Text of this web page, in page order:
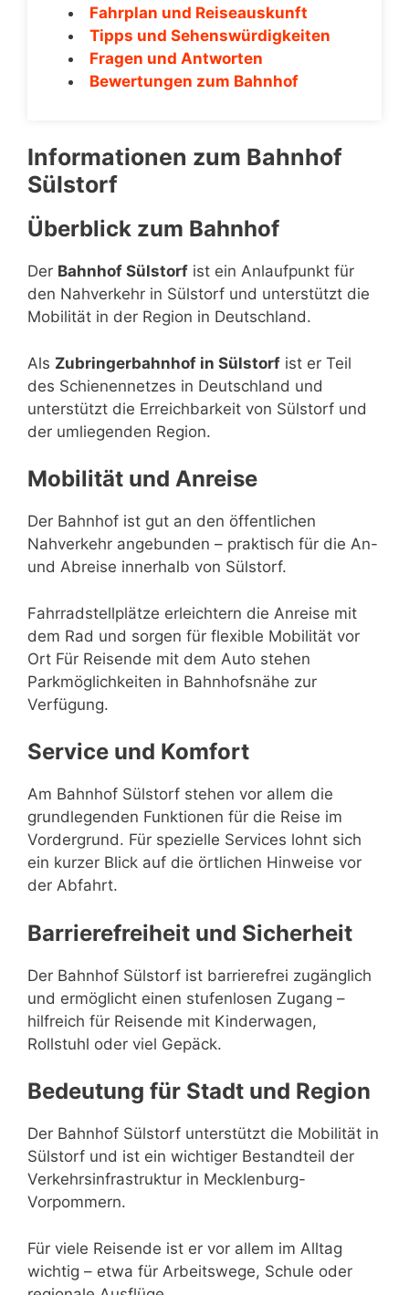
Fahrplan und Reiseauskunft
Tipps und Sehenswürdigkeiten
Fragen und Antworten
Bewertungen zum Bahnhof
Informationen zum Bahnhof
Sülstorf
Überblick zum Bahnhof
Der Bahnhof Sülstorf ist ein Anlaufpunkt für
den Nahverkehr in Sülstorf und unterstützt die
Mobilität in der Region in Deutschland.
Als Zubringerbahnhof in Sülstorf ist er Teil
des Schienennetzes in Deutschland und
unterstützt die Erreichbarkeit von Sülstorf und
der umliegenden Region.
Mobilität und Anreise
Der Bahnhof ist gut an den öffentlichen
Nahverkehr angebunden – praktisch für die An-
und Abreise innerhalb von Sülstorf.
Fahrradstellplätze erleichtern die Anreise mit
dem Rad und sorgen für flexible Mobilität vor
Ort Für Reisende mit dem Auto stehen
Parkmöglichkeiten in Bahnhofsnähe zur
Verfügung.
Service und Komfort
Am Bahnhof Sülstorf stehen vor allem die
grundlegenden Funktionen für die Reise im
Vordergrund. Für spezielle Services lohnt sich
ein kurzer Blick auf die örtlichen Hinweise vor
der Abfahrt.
Barrierefreiheit und Sicherheit
Der Bahnhof Sülstorf ist barrierefrei zugänglich
und ermöglicht einen stufenlosen Zugang –
hilfreich für Reisende mit Kinderwagen,
Rollstuhl oder viel Gepäck.
Bedeutung für Stadt und Region
Der Bahnhof Sülstorf unterstützt die Mobilität in
Sülstorf und ist ein wichtiger Bestandteil der
Verkehrsinfrastruktur in Mecklenburg-
Vorpommern.
Für viele Reisende ist er vor allem im Alltag
wichtig – etwa für Arbeitswege, Schule oder